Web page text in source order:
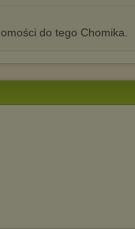
do tego Chomika.